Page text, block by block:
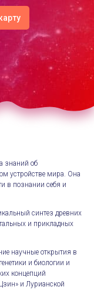
знаний об
устройстве мира. Она
в познании себя и
синтез древних
и прикладных
научные открытия в
и биологии и
концепций
и Лурианской